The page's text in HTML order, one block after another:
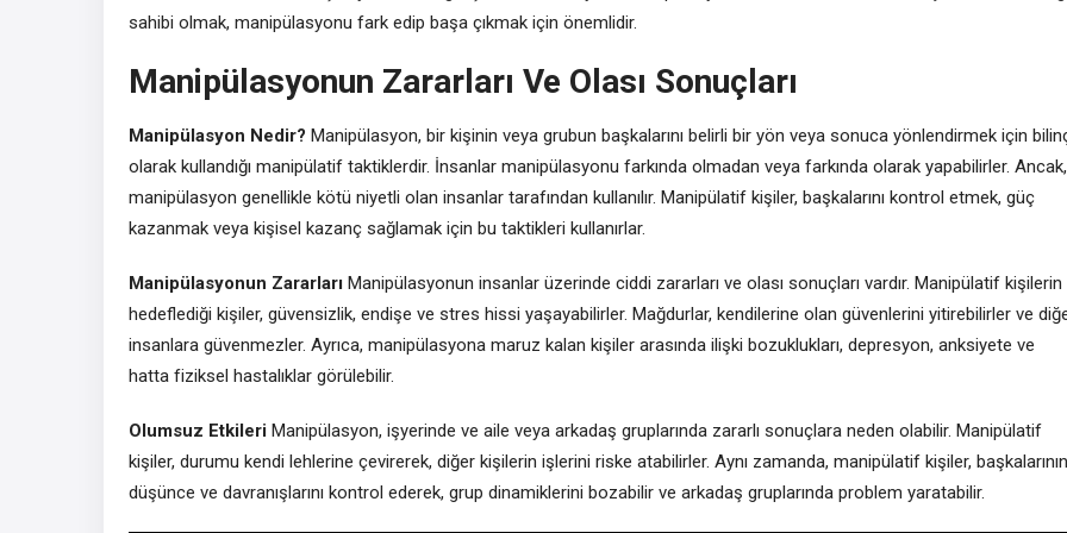
sahibi olmak, manipülasyonu fark edip başa çıkmak için önemlidir.
Manipülasyonun Zararları Ve Olası Sonuçları
Manipülasyon Nedir? Manipülasyon, bir kişinin veya grubun başkalarını belirli bir yön veya sonuca yönlendirmek için
olarak kullandığı manipülatif taktiklerdir. İnsanlar manipülasyonu farkında olmadan veya farkında olarak yapabilirler. Ancak,
manipülasyon genellikle kötü niyetli olan insanlar tarafından kullanılır. Manipülatif kişiler, başkalarını kontrol etmek, güç
kazanmak veya kişisel kazanç sağlamak için bu taktikleri kullanırlar.
Manipülasyonun Zararları Manipülasyonun insanlar üzerinde ciddi zararları ve olası sonuçları vardır. Manipülatif kişilerin
hedeflediği kişiler, güvensizlik, endişe ve stres hissi yaşayabilirler. Mağdurlar, kendilerine olan güvenlerini yitirebilirler ve
insanlara güvenmezler. Ayrıca, manipülasyona maruz kalan kişiler arasında ilişki bozuklukları, depresyon, anksiyete ve
hatta fiziksel hastalıklar görülebilir.
Olumsuz Etkileri Manipülasyon, işyerinde ve aile veya arkadaş gruplarında zararlı sonuçlara neden olabilir. Manipülatif
kişiler, durumu kendi lehlerine çevirerek, diğer kişilerin işlerini riske atabilirler. Aynı zamanda, manipülatif kişiler, başkalarının
düşünce ve davranışlarını kontrol ederek, grup dinamiklerini bozabilir ve arkadaş gruplarında problem yaratabilir.